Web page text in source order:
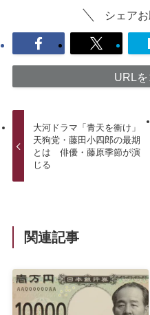
シェア
URL
大河ドラマ「青天を衝け」
天狗党・藤田小四郎の最期
とは 俳優・藤原季節が演
じる
関連記事